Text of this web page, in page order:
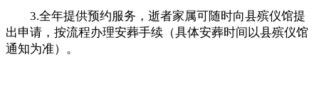
3.全年提供预约服务 ， 逝者家属可随时向县殡仪馆提
出申请，按流程办理安葬手续（具体安葬时间以县殡仪馆
通知为准） 。